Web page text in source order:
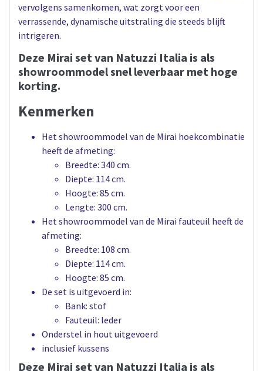
vervolgens samenkomen, wat zorgt voor een
verrassende, dynamische uitstraling die steeds blijft
intrigeren.
Deze Mirai set van Natuzzi Italia is als
showroommodel snel leverbaar met hoge
korting.
Kenmerken
Het showroommodel van de Mirai hoekcombinatie
heeft de afmeting:
Breedte: 340 cm.
Diepte: 114 cm.
Hoogte: 85 cm.
Lengte: 300 cm.
Het showroommodel van de Mirai fauteuil heeft de
afmeting:
Breedte: 108 cm.
Diepte: 114 cm.
Hoogte: 85 cm.
De set is uitgevoerd in:
Bank: stof
Fauteuil: leder
Onderstel in hout uitgevoerd
inclusief kussens
Deze Mirai set van Natuzzi Italia is als